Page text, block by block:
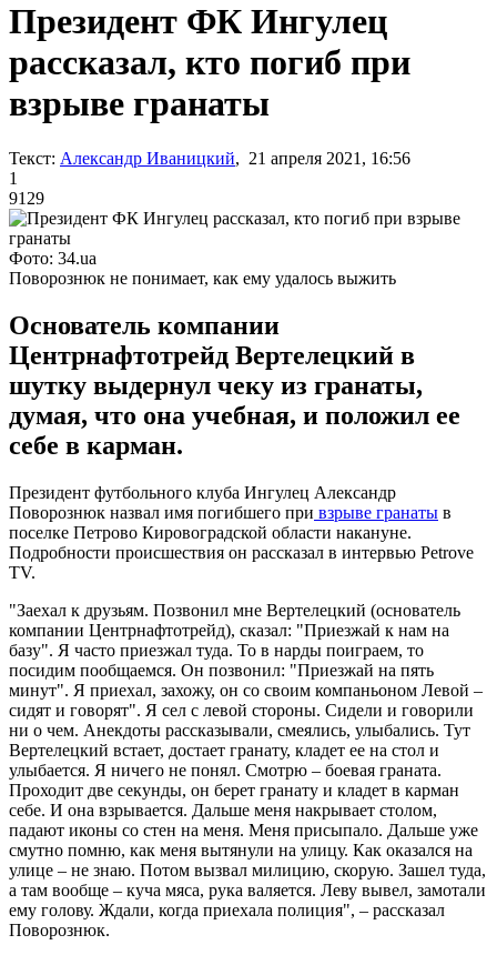
Президент ФК Ингулец
рассказал, кто погиб при
взрыве гранаты
Текст: Александр Иваницкий, 21 апреля 2021, 16:56
1
9129
Фото: 34.ua
Поворознюк не понимает, как ему удалось выжить
Основатель компании
Центрнафтотрейд Вертелецкий в
шутку выдернул чеку из гранаты,
думая, что она учебная, и положил ее
себе в карман.
Президент футбольного клуба Ингулец Александр
Поворознюк назвал имя погибшего при взрыве гранаты в
поселке Петрово Кировоградской области накануне.
Подробности происшествия он рассказал в интервью Petrove
TV.
"Заехал к друзьям. Позвонил мне Вертелецкий (основатель
компании Центрнафтотрейд), сказал: "Приезжай к нам на
базу". Я часто приезжал туда. То в нарды поиграем, то
посидим пообщаемся. Он позвонил: "Приезжай на пять
минут". Я приехал, захожу, он со своим компаньоном Левой –
сидят и говорят". Я сел с левой стороны. Сидели и говорили
ни о чем. Анекдоты рассказывали, смеялись, улыбались. Тут
Вертелецкий встает, достает гранату, кладет ее на стол и
улыбается. Я ничего не понял. Смотрю – боевая граната.
Проходит две секунды, он берет гранату и кладет в карман
себе. И она взрывается. Дальше меня накрывает столом,
падают иконы со стен на меня. Меня присыпало. Дальше уже
смутно помню, как меня вытянули на улицу. Как оказался на
улице – не знаю. Потом вызвал милицию, скорую. Зашел туда,
а там вообще – куча мяса, рука валяется. Леву вывел, замотали
ему голову. Ждали, когда приехала полиция", – рассказал
Поворознюк.